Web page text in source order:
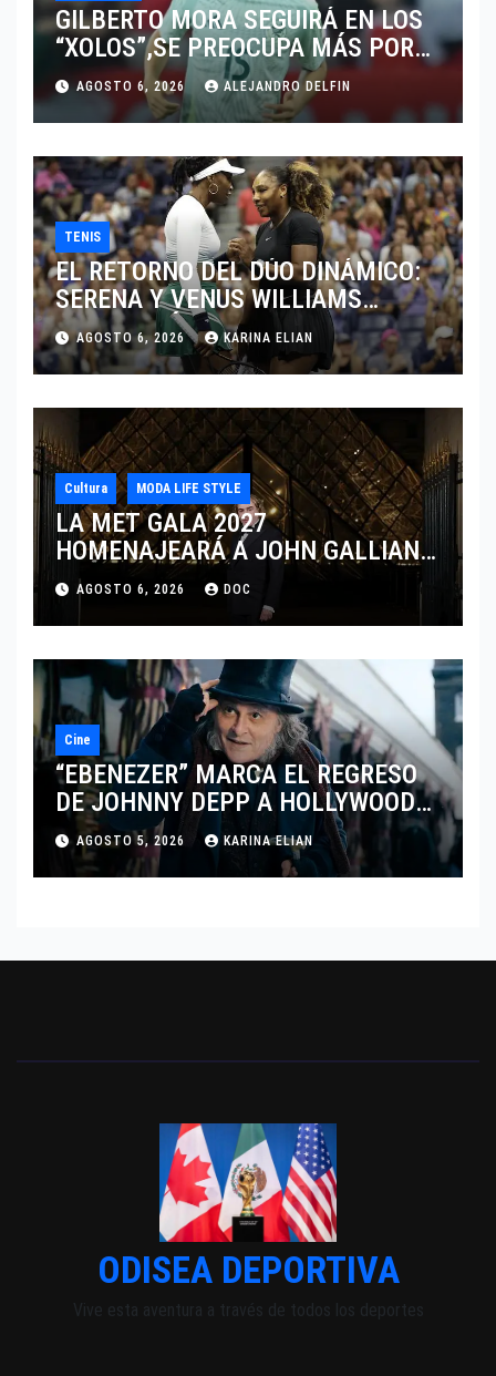
GILBERTO MORA SEGUIRÁ EN LOS
“XOLOS”,SE PREOCUPA MÁS POR
JUGAR EN SU EQUIPO.
AGOSTO 6, 2026 ALEJANDRO DELFIN
TENIS
EL RETORNO DEL DÚO DINÁMICO:
SERENA Y VENUS WILLIAMS
DISPUTARÁN LOS DOBLES EN
CINCINNATI 2026
AGOSTO 6, 2026 KARINA ELIAN
Cultura MODA LIFE STYLE
LA MET GALA 2027
HOMENAJEARÁ A JOHN GALLIANO
MARCANDO EL REGRESO DEL REY
DEL DRAMATISMO
AGOSTO 6, 2026 DOC
Cine
“EBENEZER” MARCA EL REGRESO
DE JOHNNY DEPP A HOLLYWOOD
TRAS SU PASO POR EL CINE
INDEPENDIENTE EUROPEO
AGOSTO 5, 2026 KARINA ELIAN
ODISEA DEPORTIVA
Vive esta aventura a través de todos los deportes